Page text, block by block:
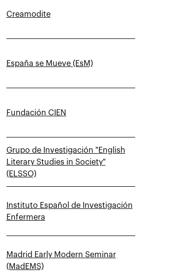
Creamodite
España se Mueve (EsM)
Fundación CIEN
Grupo de Investigación "English
Literary Studies in Society"
(ELSSO)
Instituto Español de Investigación
Enfermera
Madrid Early Modern Seminar
(MadEMS)